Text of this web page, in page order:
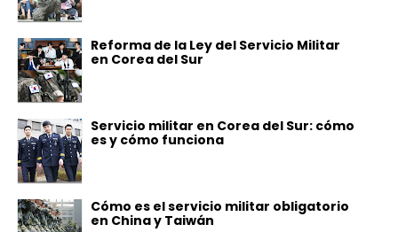
Reforma de la Ley del Servicio Militar
en Corea del Sur
Servicio militar en Corea del Sur: cómo
es y cómo funciona
Cómo es el servicio militar obligatorio
en China y Taiwán